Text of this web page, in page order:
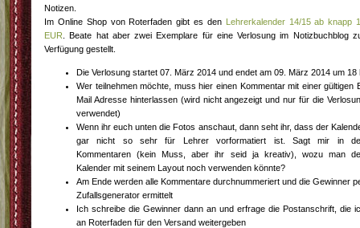
Notizen.
Im Online Shop von Roterfaden gibt es den Lehrerkalender 14/15 ab knapp
EUR . Beate hat aber zwei Exemplare für eine Verlosung im Notizbuchblog
Verfügung gestellt.
Die Verlosung startet 07. März 2014 und endet am 09. März 2014 um 18
Wer teilnehmen möchte, muss hier einen Kommentar mit einer gültigen
Mail Adresse hinterlassen (wird nicht angezeigt und nur für die
verwendet)
Wenn ihr euch unten die Fotos anschaut, dann seht ihr, dass der
gar nicht so sehr für Lehrer vorformatiert ist. Sagt mir in
Kommentaren (kein Muss, aber ihr seid ja kreativ), wozu man
Kalender mit seinem Layout noch verwenden könnte?
Am Ende werden alle Kommentare durchnummeriert und die Gewinner
Zufallsgenerator ermittelt
Ich schreibe die Gewinner dann an und erfrage die Postanschrift, die
an Roterfaden für den Versand weitergeben